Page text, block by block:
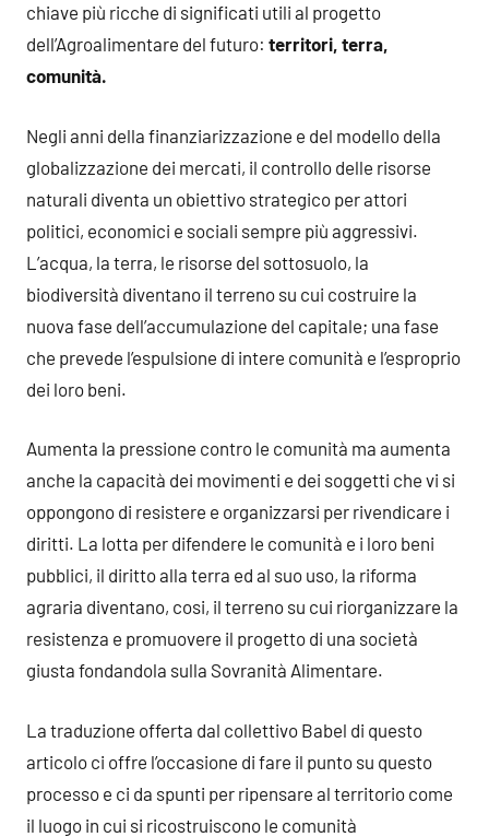
chiave più ricche di significati utili al progetto
dell’Agroalimentare del futuro: territori, terra,
comunità.
Negli anni della finanziarizzazione e del modello della
globalizzazione dei mercati, il controllo delle risorse
naturali diventa un obiettivo strategico per attori
politici, economici e sociali sempre più aggressivi.
L’acqua, la terra, le risorse del sottosuolo, la
biodiversità diventano il terreno su cui costruire la
nuova fase dell’accumulazione del capitale; una fase
che prevede l’espulsione di intere comunità e l’esproprio
dei loro beni.
Aumenta la pressione contro le comunità ma aumenta
anche la capacità dei movimenti e dei soggetti che vi si
oppongono di resistere e organizzarsi per rivendicare i
diritti. La lotta per difendere le comunità e i loro beni
pubblici, il diritto alla terra ed al suo uso, la riforma
agraria diventano, cosi, il terreno su cui riorganizzare la
resistenza e promuovere il progetto di una società
giusta fondandola sulla Sovranità Alimentare.
La traduzione offerta dal collettivo Babel di questo
articolo ci offre l’occasione di fare il punto su questo
processo e ci da spunti per ripensare al territorio come
il luogo in cui si ricostruiscono le comunità